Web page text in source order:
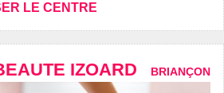
LE CENTRE
IZOARD BRIANÇON